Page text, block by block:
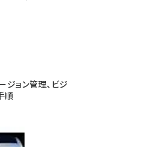
ジョン管理、ビジ
順